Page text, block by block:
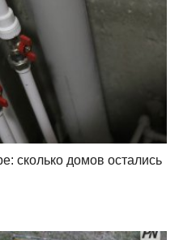
сколько домов остались